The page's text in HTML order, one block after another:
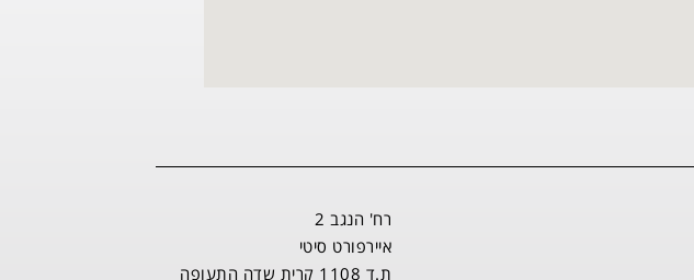
רח' הנגב 2
איירפורט סיטי
ת.ד 1108 קרית שדה התעופה